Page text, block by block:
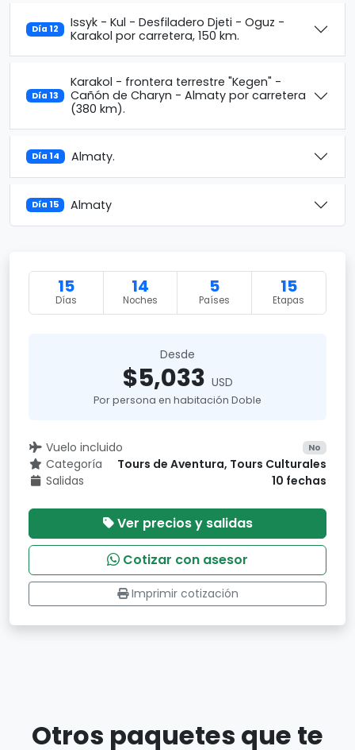
Día 12
Issyk - Kul - Desfiladero Djeti - Oguz -
Karakol por carretera, 150 km.
Día 13
Karakol - frontera terrestre "Kegen" -
Cañón de Charyn - Almaty por carretera
(380 km).
Día 14 Almaty.
Día 15 Almaty
15
Días
14
Noches
5
Países
15
Etapas
Desde
$5,033 USD
Por persona en habitación Doble
Vuelo incluido No
Categoría
Tours de Aventura, Tours Culturales
Salidas
10 fechas
Ver precios y salidas
Cotizar con asesor
Imprimir cotización
Otros paquetes que te